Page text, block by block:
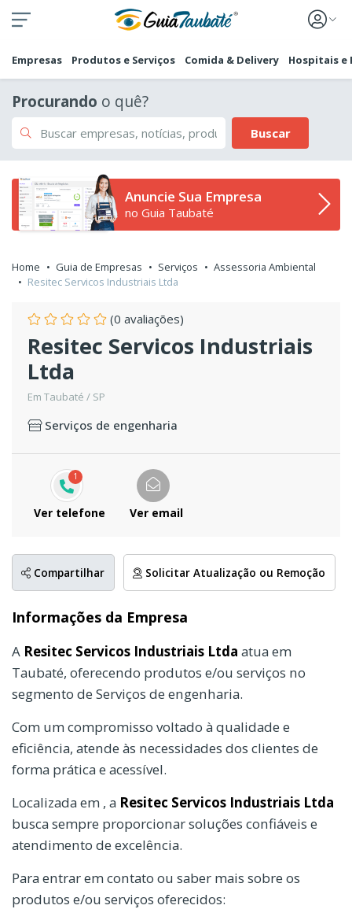
Empresas Produtos e Serviços Comida & Delivery Hospitais e
Procurando o quê?
Buscar
Anuncie Sua Empresa
no Guia Taubaté
Home Guia de Empresas Serviços
Assessoria Ambiental
Resitec Servicos Industriais Ltda
(0 avaliações)
Resitec Servicos Industriais
Ltda
Em Taubaté / SP
Serviços de engenharia
1
Ver telefone Ver email
Compartilhar Solicitar Atualização ou Remoção
Informações da Empresa
A Resitec Servicos Industriais Ltda atua em
Taubaté, oferecendo produtos e/ou serviços no
segmento de Serviços de engenharia.
Com um compromisso voltado à qualidade e
eficiência, atende às necessidades dos clientes de
forma prática e acessível.
Localizada em , a Resitec Servicos Industriais Ltda
busca sempre proporcionar soluções confiáveis e
atendimento de excelência.
Para entrar em contato ou saber mais sobre os
produtos e/ou serviços oferecidos: